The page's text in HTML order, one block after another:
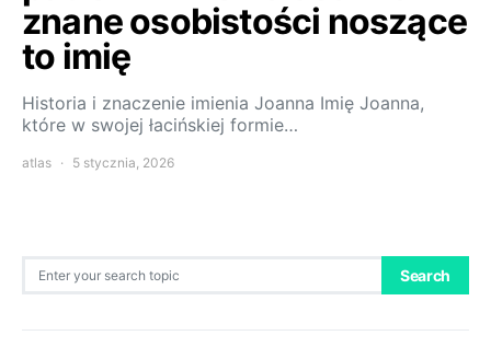
znane osobistości noszące
to imię
Historia i znaczenie imienia Joanna Imię Joanna,
które w swojej łacińskiej formie…
atlas 5 stycznia, 2026
Search